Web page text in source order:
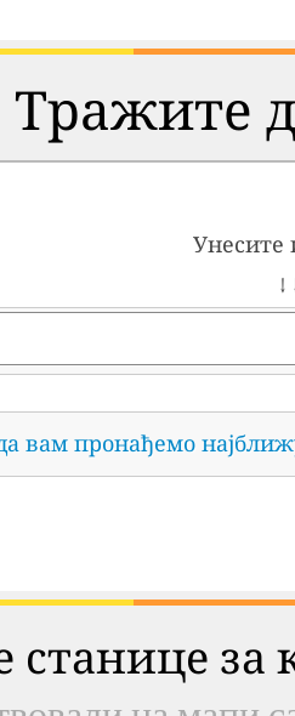
Тражите
Унесите
↓
вам пронађемо
станице за